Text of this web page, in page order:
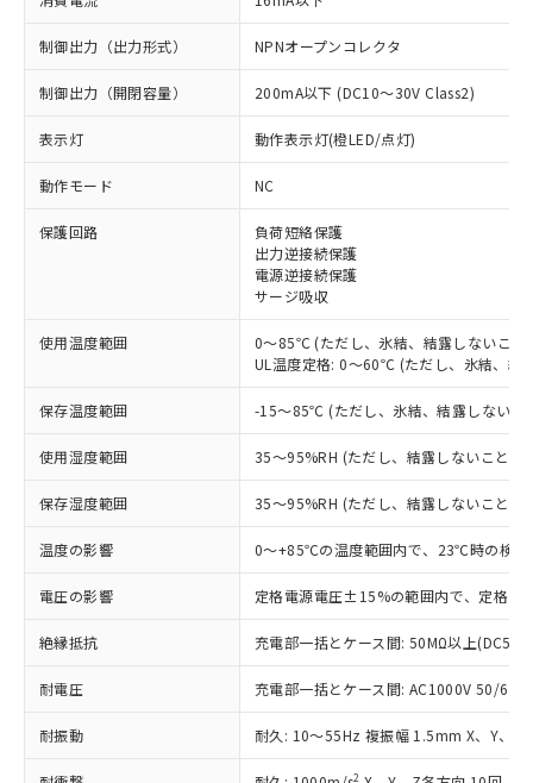
制御出力（出力形式） NPNオープンコレクタ
制御出力（開閉容量） 200mA以下 (DC10～30V Class2)
表示灯 動作表示灯(橙LED/点灯)
動作モード NC
保護回路
負荷短絡保護
出力逆接続保護
電源逆接続保護
サージ吸収
使用温度範囲
0～85℃ (ただし、氷結、結露しないこと)
UL温度定格: 0～60℃ (ただし、氷結、結
保存温度範囲 -15～85℃ (ただし、氷結、結露しないこ
使用湿度範囲 35～95%RH (ただし、結露しないこと)
保存湿度範囲 35～95%RH (ただし、結露しないこと)
温度の影響 0～+85℃の温度範囲内で、23℃時の検
電圧の影響 定格電源電圧±15%の範囲内で、定格電
絶縁抵抗 充電部一括とケース間: 50MΩ以上
耐電圧 充電部一括とケース間: AC1000V 50/
耐振動 耐久: 10～55Hz 複振幅 1.5mm X、Y、Z
2
ご利用条件
以下の条件をお読みいただき、同意のうえ
ご利用ください。
本サービスは、当社制御機器事業取扱
商品の当社在庫状況および標準価格
(税抜)を提供させていただくもので
当社制御機器事業取扱商品の中には、
本サービスの対象外となる商品もある
ことをご了承ください。
在庫状況および標準価格照会結果は、
記載している更新日時点での社内デー
タに基づき作成されるものであり、閲
覧された時点での実際の在庫および標
※1 対応状況
対応済み：EU RoHS指令（10物質）の
非含有に対応した製品が提供可能な商品で
対応予定：EU RoHS指令（10物質）の非含
有に対応した製品に切り替える予定のある
商品です。
対応予定なし：EU RoHS指令（10物質）の
非含有に非対応の商品で、対応品を出す予
調査・確認中：EU RoHS指令（10物質）の
非含有の対応状況を調査中または確認中の
商品です。
非該当品：ライセンス料など無形物で、有
害物質有無と関係のない商品です。
いたものが、含有品と判明した場合などや
むを得ず変更することがあります。
*EU RoHS指令（10物質）：
鉛(Pb) 1000ppm以下、 水銀(Hg) 1000ppm以下、 カド
ミウム(Cd) 100ppm以下、
※1 中国RoHS○×表
「○」：最大均質材料含有率が中国RoHSの
基準値以下であることを示します。
「×」：最大均質材料含有率が中国RoHSの
基準値を超えていることを示します。
為替および外国貿易法に定める商品
（以下｢規制貨物等」という）を輸出
または国外への提供する場合は、日本
国政府の輸出許可(または役務取引許